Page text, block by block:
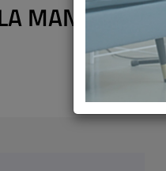
MANCHA